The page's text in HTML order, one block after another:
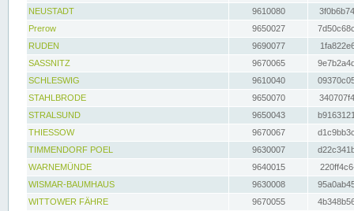
NEUSTADT
9610080
Prerow
9650027
RUDEN
9690077
SASSNITZ
9670065
SCHLESWIG
9610040
STAHLBRODE
9650070
STRALSUND
9650043
THIESSOW
9670067
TIMMENDORF POEL
9630007
WARNEMÜNDE
9640015
WISMAR-BAUMHAUS
9630008
WITTOWER FÄHRE
9670055